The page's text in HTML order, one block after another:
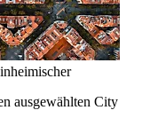
ausgewählten City